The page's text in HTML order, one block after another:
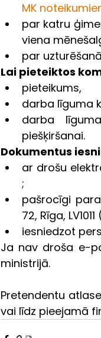
MK
par katru
viena
par
Lai pieteiktos
pieteikums,
darba līguma
darba
piešķiršanai.
Dokumentus
ar drošu
;
pašrocīgi
72, Rīga,
iesniedzot
Ja nav droša e-
ministrijā.
Pretendentu
vai līdz pieejamā